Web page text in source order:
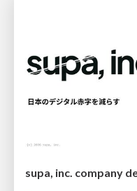
supa, inc. company